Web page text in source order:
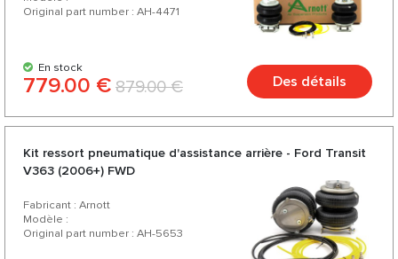
Original part number : AH-4471
En stock
779.00 € 879.00 € Des détails
Kit ressort pneumatique d'assistance arrière - Ford Transit
V363 (2006+) FWD
Fabricant : Arnott
Modèle :
Original part number : AH-5653